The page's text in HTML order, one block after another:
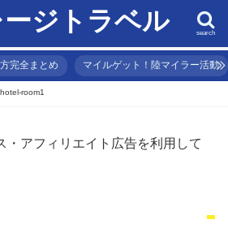
ジトラベル search
完全まとめ マイルゲット！陸マイラー活動
room1
・アフィリエイト広告を利用して